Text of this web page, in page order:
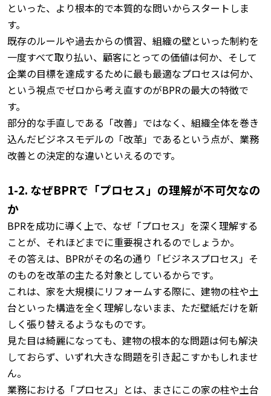
といった、より根本的で本質的な問いからスタートしま
す。
既存のルールや過去からの慣習、組織の壁といった制約を
一度すべて取り払い、顧客にとっての価値は何か、そして
企業の目標を達成するために最も最適なプロセスは何か、
という視点でゼロから考え直すのがBPRの最大の特徴で
す。
部分的な手直しである「改善」ではなく、組織全体を巻き
込んだビジネスモデルの「改革」であるという点が、業務
改善との決定的な違いといえるのです。
1-2. なぜBPRで「プロセス」の理解が不可欠なの
か
BPRを成功に導く上で、なぜ「プロセス」を深く理解する
ことが、それほどまでに重要視されるのでしょうか。
その答えは、BPRがその名の通り「ビジネスプロセス」そ
のものを改革の主たる対象としているからです。
これは、家を大規模にリフォームする際に、建物の柱や土
台といった構造を全く理解しないまま、ただ壁紙だけを新
しく張り替えるようなものです。
見た目は綺麗になっても、建物の根本的な問題は何も解決
しておらず、いずれ大きな問題を引き起こすかもしれませ
ん。
業務における「プロセス」とは、まさにこの家の柱や土台